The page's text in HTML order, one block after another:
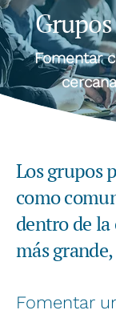
Fomentar
Los grupos
como
dentro de
más grande,
Fomentar